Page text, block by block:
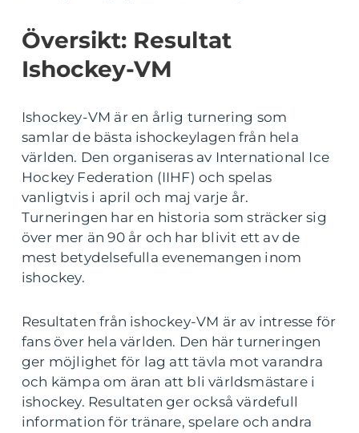
Översikt: Resultat
Ishockey-VM
Ishockey-VM är en årlig turnering som
samlar de bästa ishockeylagen från hela
världen. Den organiseras av International Ice
Hockey Federation (IIHF) och spelas
vanligtvis i april och maj varje år.
Turneringen har en historia som sträcker sig
över mer än 90 år och har blivit ett av de
mest betydelsefulla evenemangen inom
ishockey.
Resultaten från ishockey-VM är av intresse för
fans över hela världen. Den här turneringen
ger möjlighet för lag att tävla mot varandra
och kämpa om äran att bli världsmästare i
ishockey. Resultaten ger också värdefull
information för tränare, spelare och andra